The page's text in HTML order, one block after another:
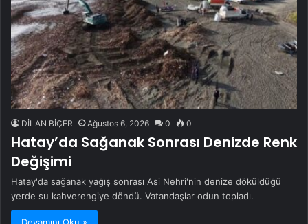
DİLAN BİÇER Ağustos 6, 2026 0 0
Hatay’da Sağanak Sonrası Denizde Renk
Değişimi
Hatay'da sağanak yağış sonrası Asi Nehri'nin denize döküldüğü
yerde su kahverengiye döndü. Vatandaşlar odun topladı.
Devamını Oku »